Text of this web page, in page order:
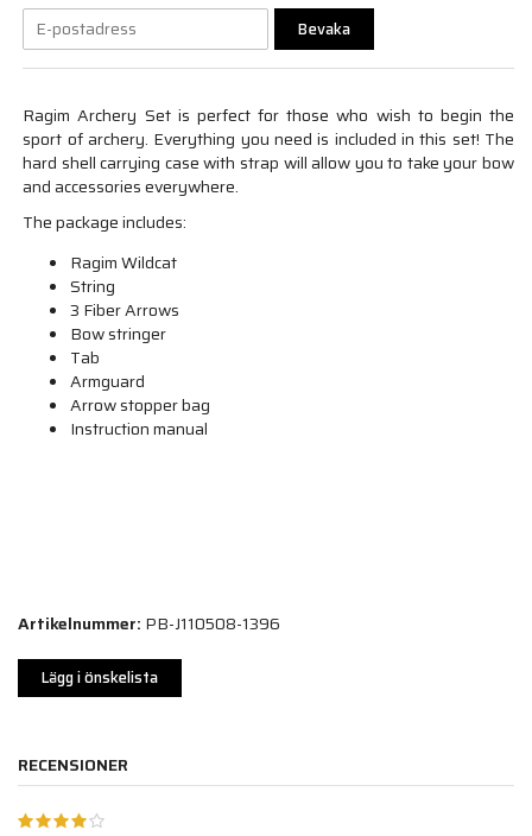
Bevaka
Ragim Archery Set is perfect for those who wish to begin the
sport of archery. Everything you need is included in this set! The
hard shell carrying case with strap will allow you to take your bow
and accessories everywhere.
The package includes:
Ragim Wildcat
String
3 Fiber Arrows
Bow stringer
Tab
Armguard
Arrow stopper bag
Instruction manual
Artikelnummer: PB-J110508-1396
Lägg i önskelista
RECENSIONER